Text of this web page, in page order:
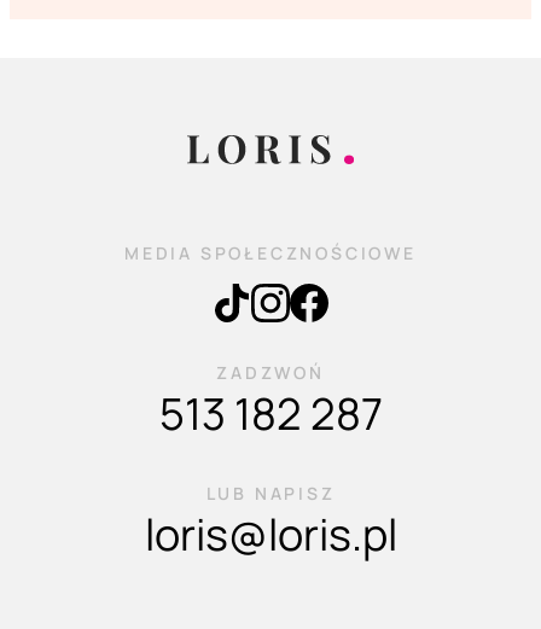
MEDIA SPOŁECZNOŚCIOWE
ZADZWOŃ
513 182 287
LUB NAPISZ
loris@loris.pl